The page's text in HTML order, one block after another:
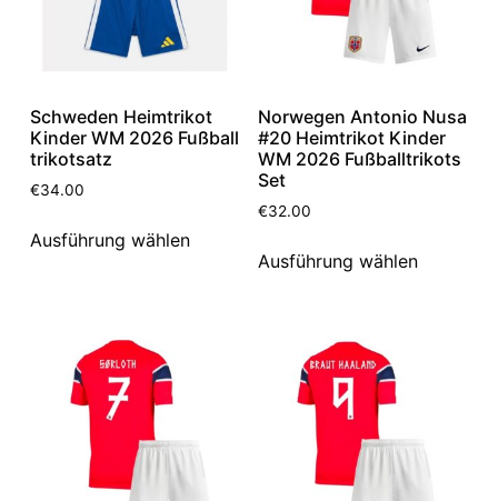
Schweden Heimtrikot
Kinder WM 2026 Fußball
trikotsatz
€34.00
Ausführung wählen
Norwegen Antonio Nusa
#20 Heimtrikot Kinder
WM 2026 Fußballtrikots
Set
€32.00
Ausführung wählen